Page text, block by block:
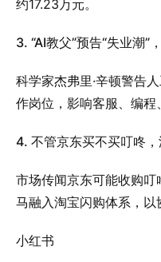
约17.23万元。
3. “AI教父”预告“失业潮
科学家杰弗里·辛顿警告
作岗位，影响客服、编程
4. 不管京东买不买叮咚
市场传闻京东可能收购
马融入淘宝闪购体系，以
小红书